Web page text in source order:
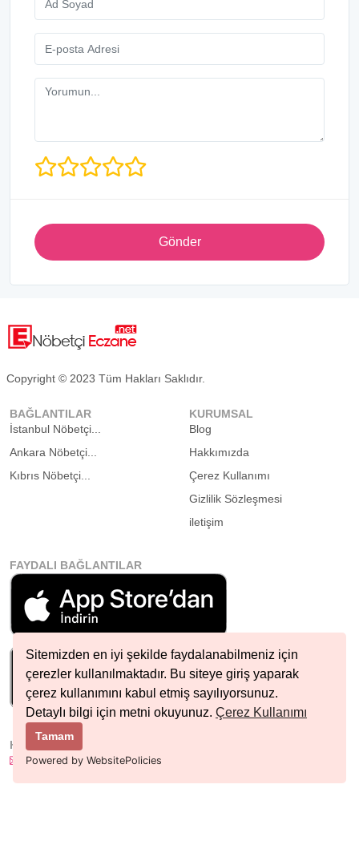
Sitemizden en iyi şekilde faydalanabilmeniz için
çerezler kullanılmaktadır. Bu siteye giriş yaparak
çerez kullanımını kabul etmiş sayılıyorsunuz.
Detaylı bilgi için metni okuyunuz. Çerez Kullanımı
Tamam
Powered by WebsitePolicies
Gönder
Copyright © 2023 Tüm Hakları Saklıdır.
BAĞLANTILAR
İstanbul Nöbetçi...
Ankara Nöbetçi...
Kıbrıs Nöbetçi...
KURUMSAL
Blog
Hakkımızda
Çerez Kullanımı
Gizlilik Sözleşmesi
iletişim
FAYDALI BAĞLANTILAR
HIZLI İLETIŞIM
info@nobetcieczane.net